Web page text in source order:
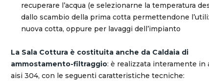
recuperare l’acqua (e selezionarne la temperatura
dallo scambio della prima cotta permettendone
nuova cotta, oppure per lavaggi dell’impianto
La Sala Cottura è costituita anche da Caldaia di
ammostamento-filtraggio: è realizzata interamente in
aisi 304, con le seguenti caratteristiche tecniche: